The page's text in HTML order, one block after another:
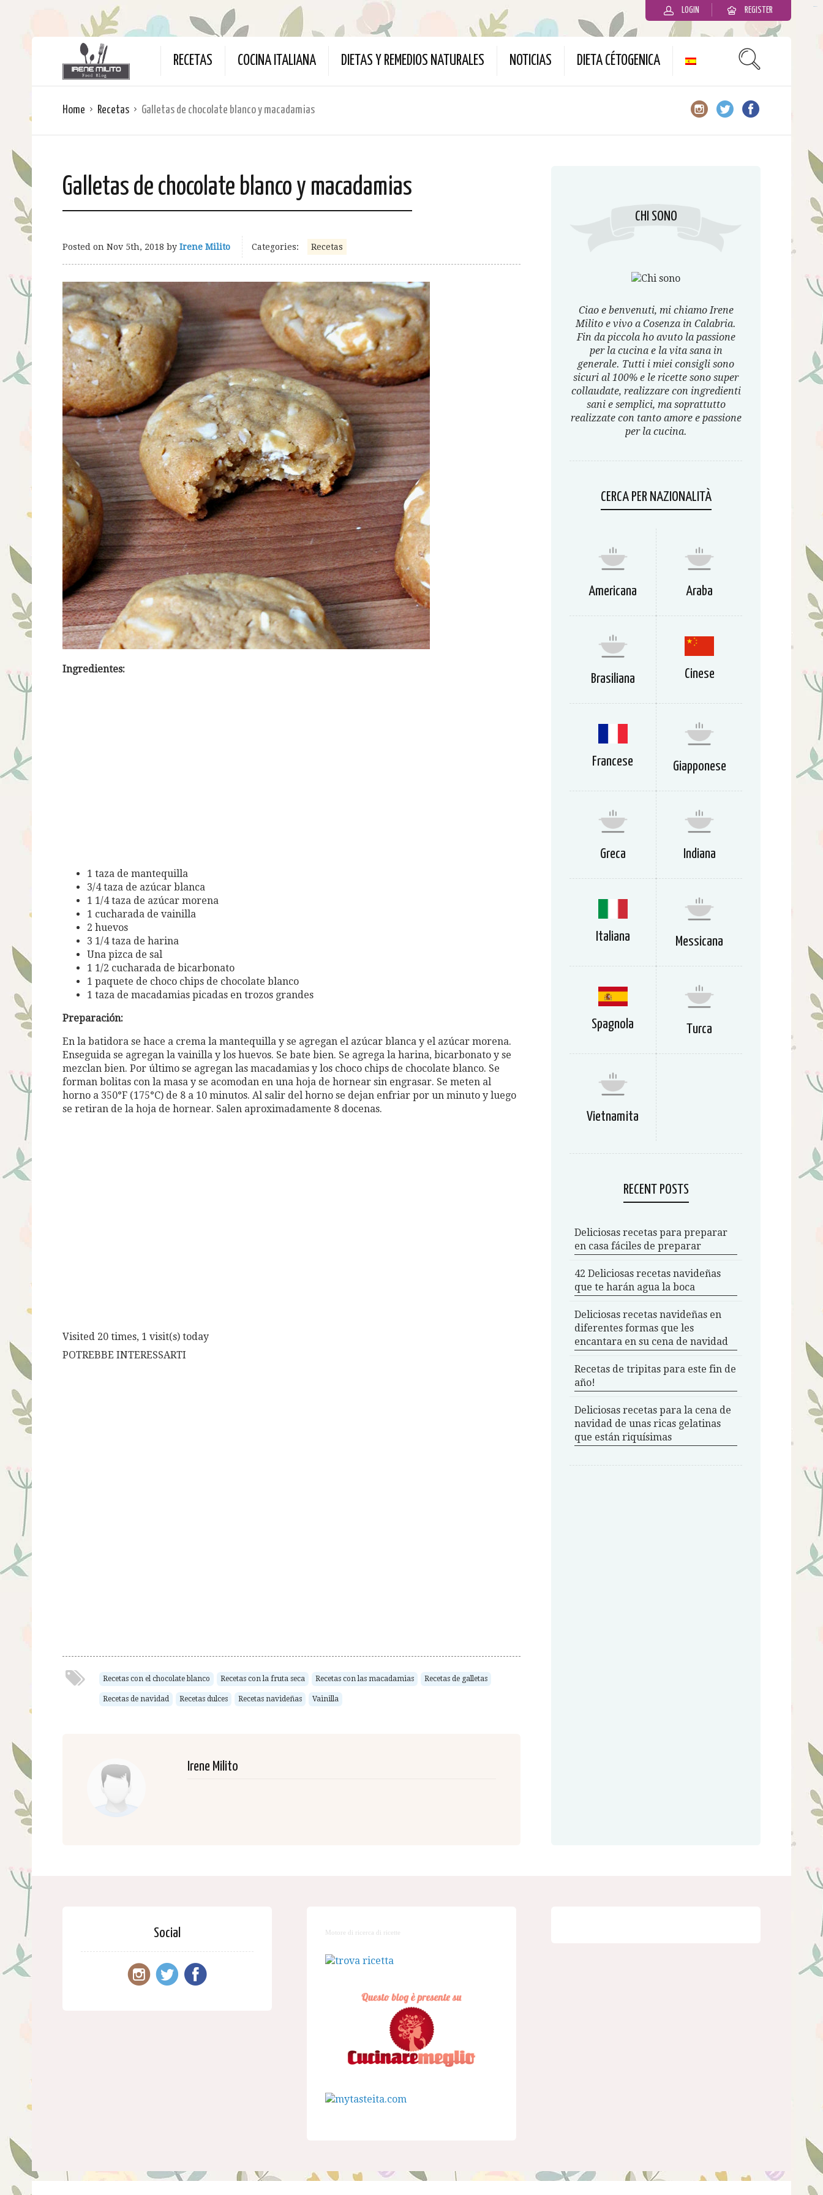
LOGIN REGISTER
RECETAS COCINA ITALIANA DIETAS Y REMEDIOS NATURALES NOTICIAS DIETA CÉTOGENICA
Home Recetas Galletas de chocolate blanco y macadamias
Galletas de chocolate blanco y macadamias
Posted on Nov 5th, 2018 by Irene Milito Categories: Recetas
Ingredientes:
1 taza de mantequilla
3/4 taza de azúcar blanca
1 1/4 taza de azúcar morena
1 cucharada de vainilla
2 huevos
3 1/4 taza de harina
Una pizca de sal
1 1/2 cucharada de bicarbonato
1 paquete de choco chips de chocolate blanco
1 taza de macadamias picadas en trozos grandes
Preparación:
En la batidora se hace a crema la mantequilla y se agregan el azúcar blanca y el azúcar morena.
Enseguida se agregan la vainilla y los huevos. Se bate bien. Se agrega la harina, bicarbonato y se
mezclan bien. Por último se agregan las macadamias y los choco chips de chocolate blanco. Se
forman bolitas con la masa y se acomodan en una hoja de hornear sin engrasar. Se meten al
horno a 350°F (175°C) de 8 a 10 minutos. Al salir del horno se dejan enfriar por un minuto y luego
se retiran de la hoja de hornear. Salen aproximadamente 8 docenas.
Visited 20 times, 1 visit(s) today
POTREBBE INTERESSARTI
Recetas con el chocolate blanco Recetas con la fruta seca Recetas con las macadamias Recetas de galletas
Recetas de navidad Recetas dulces Recetas navideñas Vainilla
Irene Milito
CHI SONO
Ciao e benvenuti, mi chiamo Irene
Milito e vivo a Cosenza in Calabria.
Fin da piccola ho avuto la passione
per la cucina e la vita sana in
generale. Tutti i miei consigli sono
sicuri al 100% e le ricette sono super
collaudate, realizzare con ingredienti
sani e semplici, ma soprattutto
realizzate con tanto amore e passione
per la cucina.
CERCA PER NAZIONALITÀ
Americana Araba
Brasiliana Cinese
Francese Giapponese
Greca Indiana
Italiana Messicana
Spagnola Turca
Vietnamita
RECENT POSTS
Deliciosas recetas para preparar
en casa fáciles de preparar
42 Deliciosas recetas navideñas
que te harán agua la boca
Deliciosas recetas navideñas en
diferentes formas que les
encantara en su cena de navidad
Recetas de tripitas para este fin de
año!
Deliciosas recetas para la cena de
navidad de unas ricas gelatinas
que están riquísimas
Social Motore di ricerca di ricette